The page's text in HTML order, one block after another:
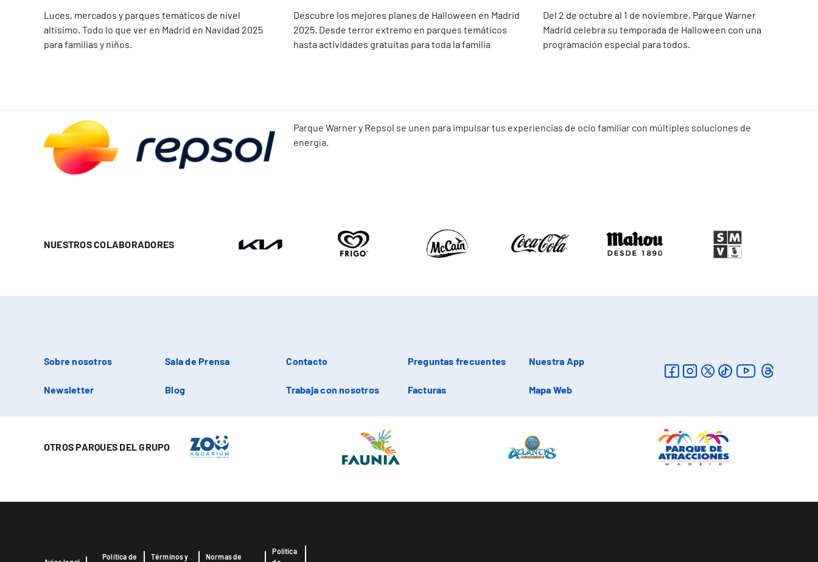
Luces, mercados y parques temáticos de nivel
altísimo. Todo lo que ver en Madrid en Navidad 2025
para familias y niños.
Descubre los mejores planes de Halloween en Madrid
2025. Desde terror extremo en parques temáticos
hasta actividades gratuitas para toda la familia
Del 2 de octubre al 1 de noviembre, Parque Warner
Madrid celebra su temporada de Halloween con una
programación especial para todos.
Parque Warner y Repsol se unen para impulsar tus experiencias de ocio familiar con múltiples soluciones de
energía.
NUESTROS COLABORADORES
Sobre nosotros Sala de Prensa Contacto Preguntas frecuentes Nuestra App
Newsletter Blog Trabaja con nosotros Facturas Mapa Web
OTROS PARQUES DEL GRUPO
Política de Términos y Normas de
Política